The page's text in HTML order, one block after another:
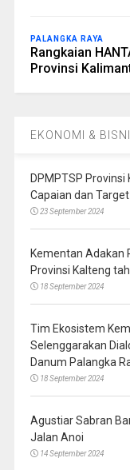
PALANGKA RAYA
Rangkaian
Provinsi
EKONOMI &
DPMPTSP
Capaian dan
23 September 2024
Kementan Adakan
Provinsi Kalteng
18 September 2024
Tim Ekosistem
Selenggarakan
Danum Palangka
18 September 2024
Agustiar Sabran
Jalan Anoi
14 September 2024